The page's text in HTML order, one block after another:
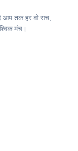
आप तक हर वो सच,
मंच।